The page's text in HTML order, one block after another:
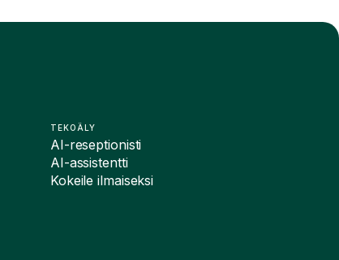
TEKOÄLY
AI-reseptionisti
AI-assistentti
Kokeile ilmaiseksi